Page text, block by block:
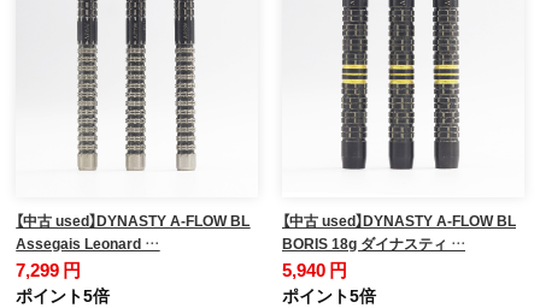
【中古 used】DYNASTY A-FLOW BL
Assegais Leonard …
7,299 円
ポイント5倍
【中古 used】DYNASTY A-FLOW BL
BORIS 18g ダイナスティ …
5,940 円
ポイント5倍